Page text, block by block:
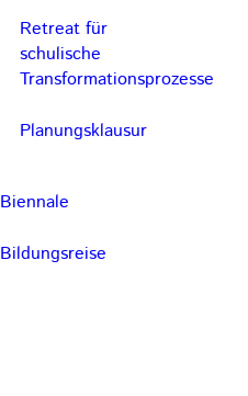
Retreat für
schulische
Transformationsprozesse
Planungsklausur
Biennale
Bildungsreise